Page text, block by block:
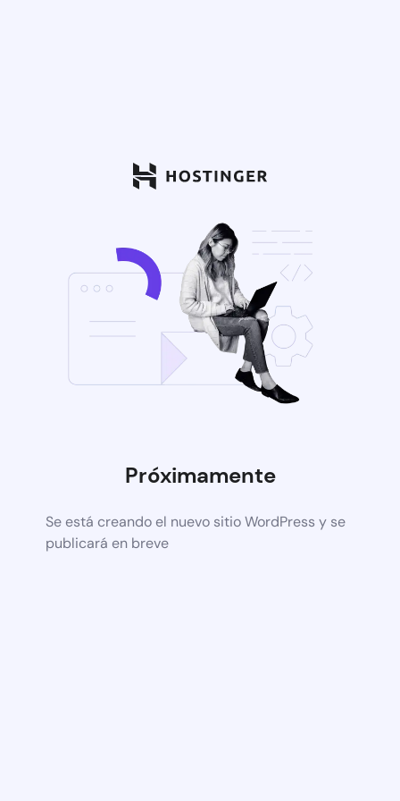
Próximamente
Se está creando el nuevo sitio WordPress y se
publicará en breve